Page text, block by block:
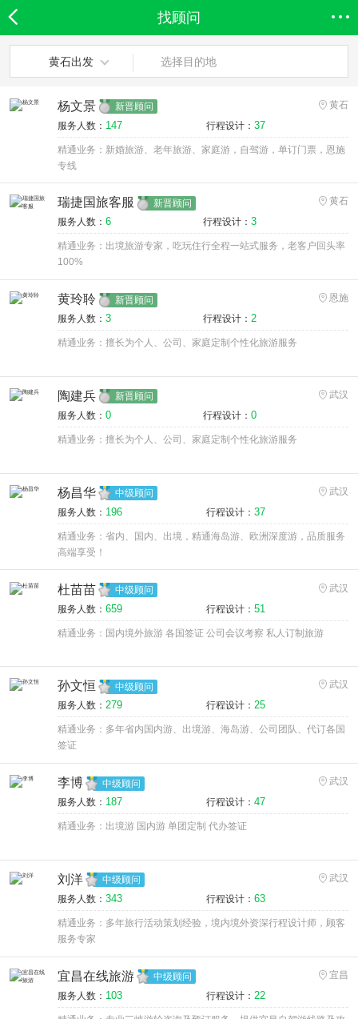
找顾问
黄石出发 选择目的地
杨文景 新晋顾问
黄石
服务人数： 147 行程设计： 37
精通业务：新婚旅游、老年旅游、家庭游，自驾游，单订门票，恩施
专线
瑞捷国旅客服 新晋顾问
黄石
服务人数： 6 行程设计： 3
精通业务：出境旅游专家，吃玩住行全程一站式服务，老客户回头率
100%
黄玲聆 新晋顾问
恩施
服务人数： 3 行程设计： 2
精通业务：擅长为个人、公司、家庭定制个性化旅游服务
陶建兵 新晋顾问
武汉
服务人数： 0 行程设计： 0
精通业务：擅长为个人、公司、家庭定制个性化旅游服务
杨昌华 中级顾问
武汉
服务人数： 196 行程设计： 37
精通业务：省内、国内、出境，精通海岛游、欧洲深度游，品质服务
高端享受！
杜苗苗 中级顾问
武汉
服务人数： 659 行程设计： 51
精通业务：国内境外旅游 各国签证 公司会议考察 私人订制旅游
孙文恒 中级顾问
武汉
服务人数： 279 行程设计： 25
精通业务：多年省内国内游、出境游、海岛游、公司团队、代订各国
签证
李博 中级顾问
武汉
服务人数： 187 行程设计： 47
精通业务：出境游 国内游 单团定制 代办签证
刘洋 中级顾问
武汉
服务人数： 343 行程设计： 63
精通业务：多年旅行活动策划经验，境内境外资深行程设计师，顾客
服务专家
宜昌在线旅游 中级顾问
宜昌
服务人数： 103 行程设计： 22
登录欣欣